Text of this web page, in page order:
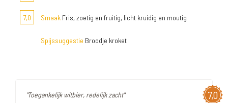
7,0 Smaak Fris, zoetig en fruitig, licht kruidig en moutig
Spijssuggestie Broodje kroket
7,0
"Toegankelijk witbier, redelijk zacht"